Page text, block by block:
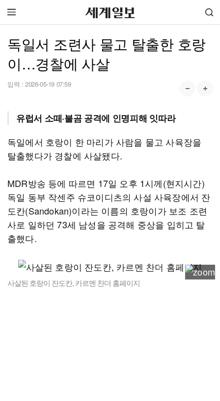
독일서 조련사 물고 탈출한 호랑
이…경찰에 사살
입력 : 2026-05-19 07:59
유럽서 소떼·불곰 공격에 인명피해 잇따라
독일에서 호랑이 한 마리가 사람을 물고 사육장을
탈출했다가 경찰에 사살됐다.
MDR방송 등에 따르면 17일 오후 1시께(현지시간)
독일 동부 작센주 슈코이디츠의 사설 사육장에서 잔
도칸(Sandokan)이라는 이름의 호랑이가 보조 조련
사로 일하던 73세 남성을 공격해 중상을 입히고 탈
출했다.
사살된 호랑이 잔도칸, 카르멘 찬더 홈페이지